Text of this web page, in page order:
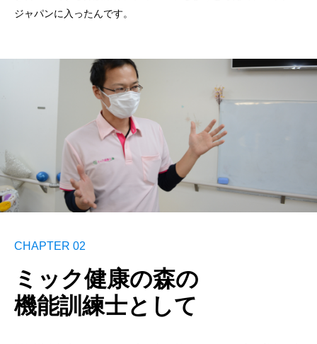
ジャパンに入ったんです。
CHAPTER 02
ミック健康の森の
機能訓練士として